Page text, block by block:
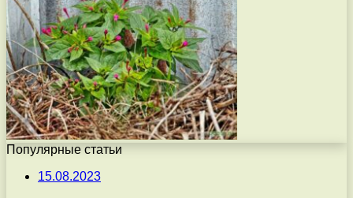
Популярные статьи
15.08.2023